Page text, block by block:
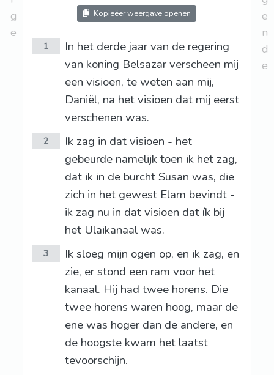
g
e
Kopieëer weergave openen
1
In het derde jaar van de regering
van koning Belsazar verscheen mij
een visioen, te weten aan mij,
Daniël, na het visioen dat mij eerst
verschenen was.
2
Ik zag in dat visioen - het
gebeurde namelijk toen ik het zag,
dat ik in de burcht Susan was, die
zich in het gewest Elam bevindt -
ik zag nu in dat visioen dat ík bij
het Ulaikanaal was.
3
Ik sloeg mijn ogen op, en ik zag, en
zie, er stond een ram voor het
kanaal. Hij had twee horens. Die
twee horens waren hoog, maar de
ene was hoger dan de andere, en
de hoogste kwam het laatst
tevoorschijn.
e
n
d
e